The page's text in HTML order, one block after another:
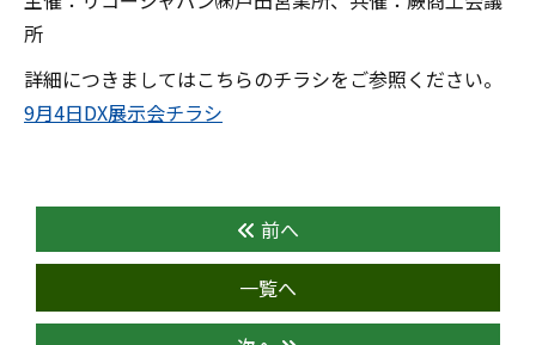
所
詳細につきましてはこちらのチラシをご参照ください。
9月4日DX展示会チラシ
前へ
一覧へ